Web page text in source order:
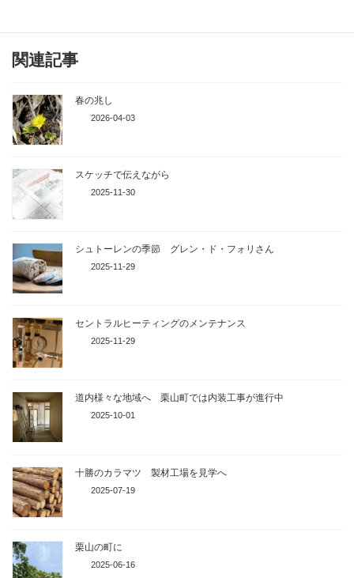
関連記事
春の兆し
2026-04-03
スケッチで伝えながら
2025-11-30
シュトーレンの季節 グレン・ド・フォリさん
2025-11-29
セントラルヒーティングのメンテナンス
2025-11-29
道内様々な地域へ 栗山町では内装工事が進行中
2025-10-01
十勝のカラマツ 製材工場を見学へ
2025-07-19
栗山の町に
2025-06-16